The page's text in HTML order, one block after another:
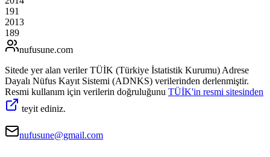
191
2013
189
nufusune.com
Sitede yer alan veriler TÜİK (Türkiye İstatistik Kurumu) Adrese
Dayalı Nüfus Kayıt Sistemi (ADNKS) verilerinden derlenmiştir.
Resmi kullanım için verilerin doğruluğunu TÜİK'in resmi sitesinden
teyit ediniz.
nufusune@gmail.com